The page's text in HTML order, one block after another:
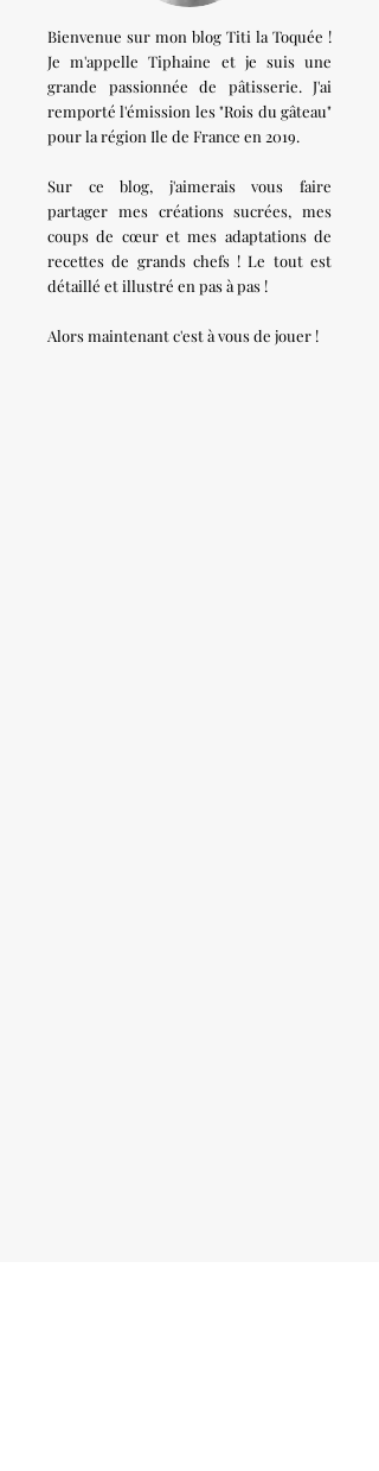
Bienvenue sur mon blog Titi la Toquée !
Je m'appelle Tiphaine et je suis une
grande passionnée de pâtisserie. J'ai
remporté l'émission les "Rois du gâteau"
pour la région Ile de France en 2019.
Sur ce blog, j'aimerais vous faire
partager mes créations sucrées, mes
coups de cœur et mes adaptations de
recettes de grands chefs ! Le tout est
détaillé et illustré en pas à pas !
Alors maintenant c'est à vous de jouer !